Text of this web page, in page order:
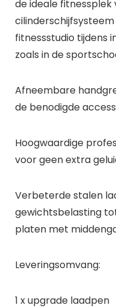
de ideale fitnessplek
fitnessstudio tijdens
zoals in de
Afneembare
de benodigde
Hoogwaardige
voor geen extra
Verbeterde stalen
gewichtsbelasting
platen met
Leveringsomvang:
1 x upgrade laadpen